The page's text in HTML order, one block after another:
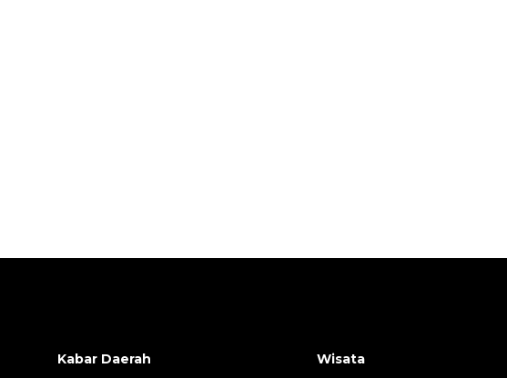
Kabar Daerah
Wisata